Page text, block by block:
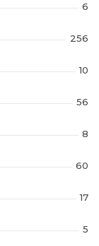
6
256
10
56
8
60
17
5